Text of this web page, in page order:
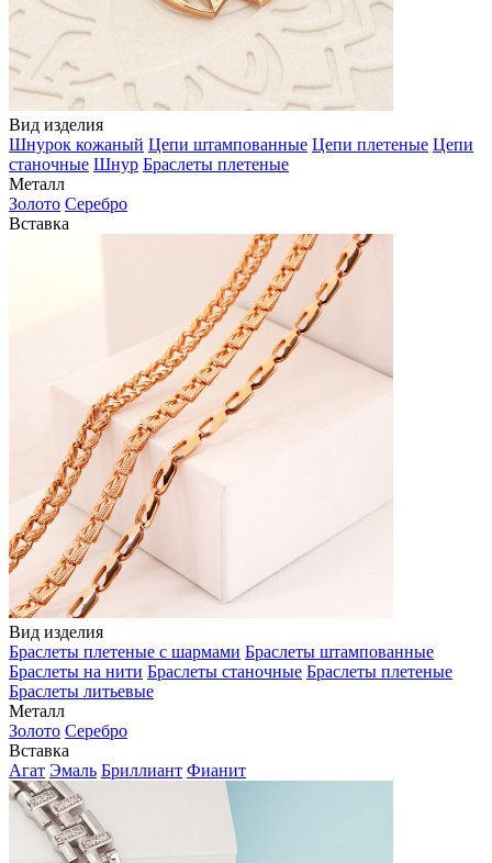
Вид изделия
Шнурок кожаный Цепи штампованные Цепи плетеные Цепи
станочные Шнур Браслеты плетеные
Металл
Золото Серебро
Вставка
Вид изделия
Браслеты плетеные с шармами Браслеты штампованные
Браслеты на нити Браслеты станочные Браслеты плетеные
Браслеты литьевые
Металл
Золото Серебро
Вставка
Агат Эмаль Бриллиант Фианит